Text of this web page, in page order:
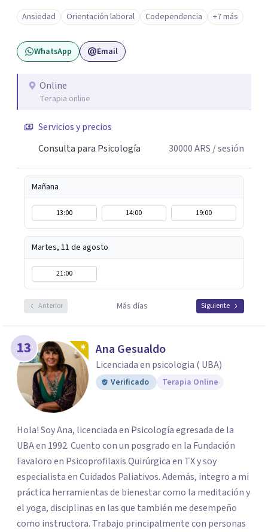
cognitivo-conductual (TCC), combinando una escucha
profunda, empática y sin juicios, con herramientas con
herramientas psicológicas que ayudan a reconocer
patrones, resignificar experiencias y construir cambios
puedas no solo sentirte escuchado/a, sino también
comprender lo que te pasa, identificar patrones que
afrontarlo.
Ansiedad Orientación laboral Codependencia +7 más
WhatsApp Email
Online
Terapia online
Servicios y precios
Consulta para Psicología
30000ARS / sesión
Mañana
13:00 14:00 19:00
Martes, 11 de agosto
21:00
Anterior Más días Siguiente
13 Ana Gesualdo
Licenciada en psicologia ( UBA)
Verificado Terapia Online
Hola! Soy Ana, licenciada en Psicología egresada de la
UBA en 1992. Cuento con un posgrado en la Fundación
Favaloro en Psicoprofilaxis Quirúrgica en TX y soy
especialista en Cuidados Paliativos. Además, integro a mi
práctica herramientas de bienestar como la meditación y
el yoga, disciplinas en las que también me desempeño
como instructora. Trabajo principalmente con personas